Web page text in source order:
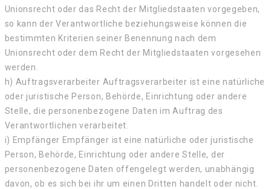
Unionsrecht oder das Recht der Mitgliedstaaten vorgegeben,
so kann der Verantwortliche beziehungsweise können die
bestimmten Kriterien seiner Benennung nach dem
Unionsrecht oder dem Recht der Mitgliedstaaten vorgesehen
werden.
h) Auftragsverarbeiter Auftragsverarbeiter ist eine natürliche
oder juristische Person, Behörde, Einrichtung oder andere
Stelle, die personenbezogene Daten im Auftrag des
Verantwortlichen verarbeitet.
i) Empfänger Empfänger ist eine natürliche oder juristische
Person, Behörde, Einrichtung oder andere Stelle, der
personenbezogene Daten offengelegt werden, unabhängig
davon, ob es sich bei ihr um einen Dritten handelt oder nicht.